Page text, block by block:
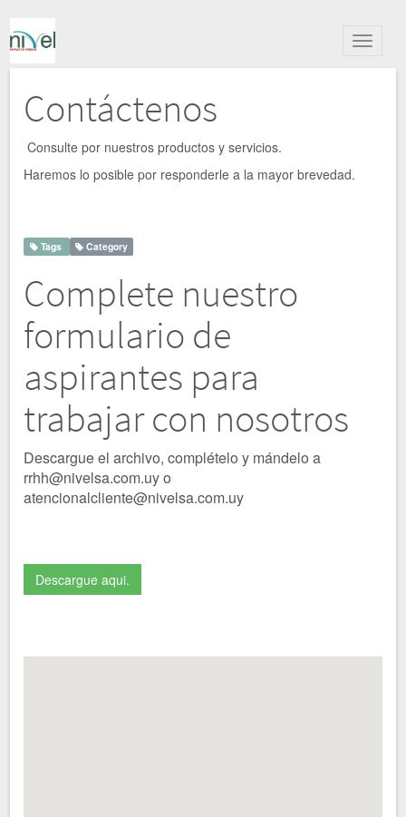
Alternar
Contáctenos
Consulte por nuestros productos y servicios.
Haremos lo posible por responderle a la mayor brevedad.
Tags Category
Complete nuestro
formulario de
aspirantes para
trabajar con nosotros
Descargue el archivo, complételo y mándelo a
rrhh@nivelsa.com.uy o
atencionalcliente@nivelsa.com.uy
Descargue aqui.